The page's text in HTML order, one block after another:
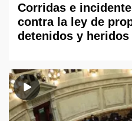
Corridas e
contra la ley de
detenidos y heridos